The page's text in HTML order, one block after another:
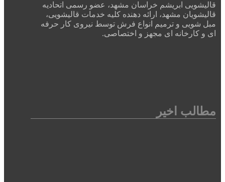
قالیشویی ابریشم خراسان مشهد، عضو رسمی اتحادیه
قالیشویان مشهد، ارائه دهنده کلیه خدمات قالیشویی،
مبل شویی و ترمیم انواع فرش توسط نیروی کار حرفه
ای و کارخانه ای مجهز و اختصاصی.
مطالب اخیر